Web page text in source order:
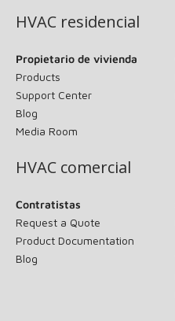
HVAC residencial
Propietario de vivienda
Products
Support Center
Blog
Media Room
HVAC comercial
Contratistas
Request a Quote
Product Documentation
Blog